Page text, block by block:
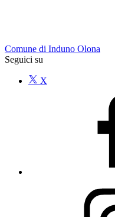
Comune di Induno Olona
Seguici su
X